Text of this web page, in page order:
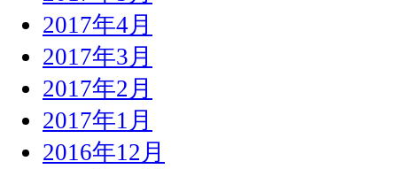
2017年4月
2017年3月
2017年2月
2017年1月
2016年12月